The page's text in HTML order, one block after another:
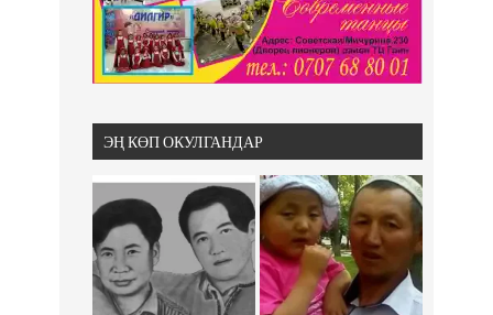
ЭҢ КӨП ОКУЛГАНДАР